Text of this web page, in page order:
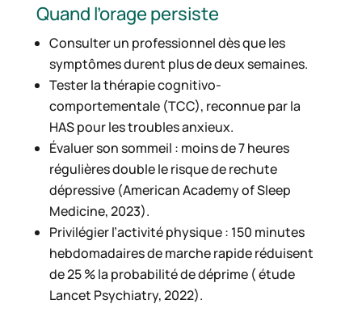
Quand l’orage persiste
Consulter un professionnel dès que les
symptômes durent plus de deux semaines.
Tester la thérapie cognitivo-
comportementale (TCC), reconnue par la
HAS pour les troubles anxieux.
Évaluer son sommeil : moins de 7 heures
régulières double le risque de rechute
dépressive (American Academy of Sleep
Medicine, 2023).
Privilégier l’activité physique : 150 minutes
hebdomadaires de marche rapide réduisent
de 25 % la probabilité de déprime ( étude
Lancet Psychiatry, 2022).